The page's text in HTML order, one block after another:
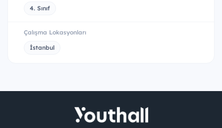
4. Sınıf
Çalışma Lokasyonları
İstanbul